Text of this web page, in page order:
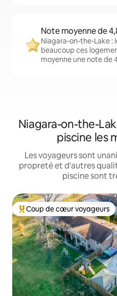
Note moyenne de
Niagara-on-the-Lake :
beaucoup ces
moyenne une note de
Niagara-on-the-
piscine les
Les voyageurs sont
propreté et d'autres
piscine sont
Coup de cœur voyageurs
Coup de cœur voyageurs